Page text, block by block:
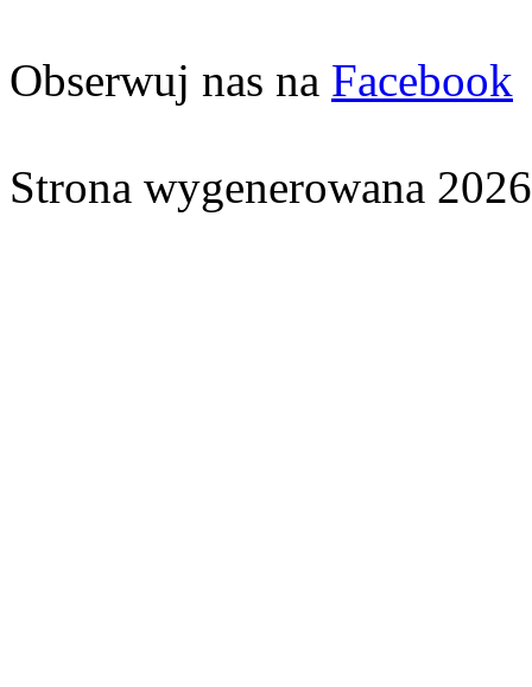
Obserwuj nas na Facebook
Strona wygenerowana